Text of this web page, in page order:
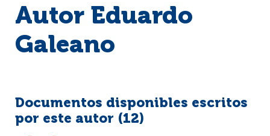
Autor Eduardo
Galeano
Documentos disponibles escritos
por este autor (12)